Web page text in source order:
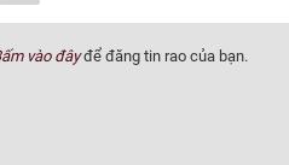
vào đâyđể đăng tin rao của bạn.